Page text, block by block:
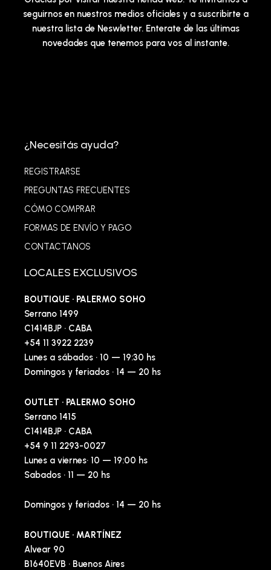
seguirnos en nuestros medios oficiales y a suscribirte a
nuestra lista de Neswletter. Enterate de las últimas
novedades que tenemos para vos al instante.
¿Necesitás ayuda?
REGISTRARSE
PREGUNTAS FRECUENTES
CÓMO COMPRAR
FORMAS DE ENVÍO Y PAGO
CONTACTANOS
LOCALES EXCLUSIVOS
BOUTIQUE · PALERMO SOHO
Serrano 1499
C1414BJP · CABA
+54 11 3922 2239
Lunes a sábados · 10 — 19:30 hs
Domingos y feriados · 14 — 20 hs
OUTLET · PALERMO SOHO
Serrano 1415
C1414BJP · CABA
+54 9 11 2293-0027
Lunes a viernes· 10 — 19:00 hs
Sabados · 11 — 20 hs
Domingos y feriados · 14 — 20 hs
BOUTIQUE · MARTÍNEZ
Alvear 90
B1640EVB · Buenos Aires